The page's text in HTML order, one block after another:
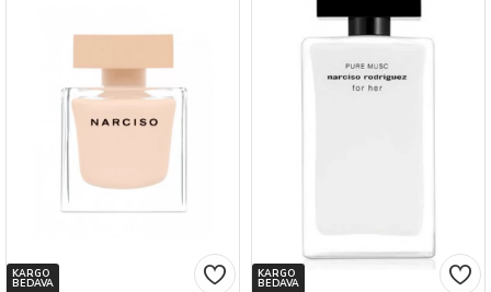
KARGO
BEDAVA
KARGO
BEDAVA